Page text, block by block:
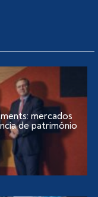
mercados
de património